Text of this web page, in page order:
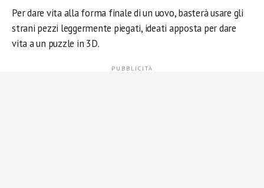
Per dare vita alla forma finale di un uovo, basterà usare gli
strani pezzi leggermente piegati, ideati apposta per dare
vita a un puzzle in 3D.